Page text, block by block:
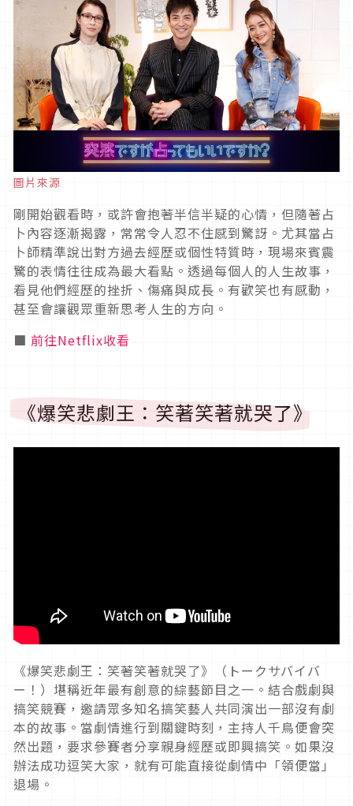
圖片來源
剛開始觀看時，或許會抱著半信半疑的心情，但隨著占
卜內容逐漸揭露，常常令人忍不住感到驚訝。尤其當占
卜師精準說出對方過去經歷或個性特質時，現場來賓震
驚的表情往往成為最大看點。透過每個人的人生故事，
看見他們經歷的挫折、傷痛與成長。有歡笑也有感動，
甚至會讓觀眾重新思考人生的方向。
■ 前往Netflix收看
《爆笑悲劇王：笑著笑著就哭了》
《爆笑悲劇王：笑著笑著就哭了》（トークサバイバ
ー！）堪稱近年最有創意的綜藝節目之一。結合戲劇與
搞笑競賽，邀請眾多知名搞笑藝人共同演出一部沒有劇
本的故事。當劇情進行到關鍵時刻，主持人千鳥便會突
然出題，要求參賽者分享親身經歷或即興搞笑。如果沒
辦法成功逗笑大家，就有可能直接從劇情中「領便當」
退場。